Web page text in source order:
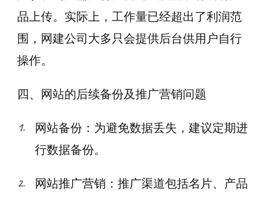
品上传。实际上，工作量已经超出了利润范
围，网建公司大多只会提供后台供用户自行
操作。
四、网站的后续备份及推广营销问题
网站备份：为避免数据丢失，建议定期进
行数据备份。
网站推广营销：推广渠道包括名片、产品